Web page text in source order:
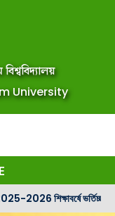
University
ভর্তিচ্ছু শিক্ষার্থীদের